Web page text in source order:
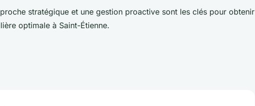
stratégique et une gestion proactive sont les clés pour obtenir
optimale à Saint-Étienne.